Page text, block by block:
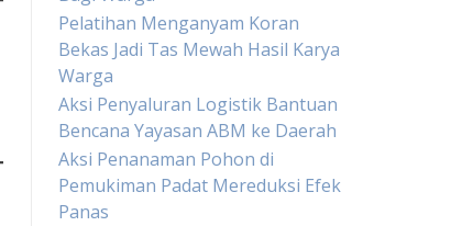
Pelatihan Menganyam Koran
Bekas Jadi Tas Mewah Hasil Karya
Warga
Aksi Penyaluran Logistik Bantuan
Bencana Yayasan ABM ke Daerah
Aksi Penanaman Pohon di
Pemukiman Padat Mereduksi Efek
Panas